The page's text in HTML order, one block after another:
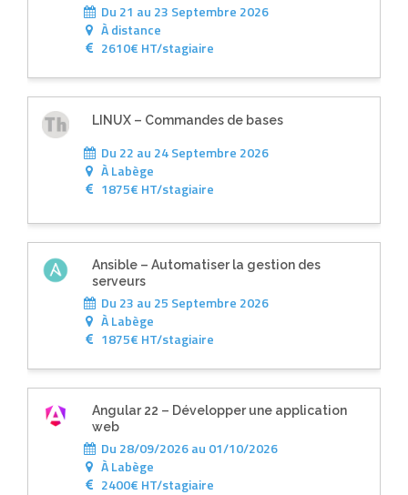
Du 21 au 23 Septembre 2026
Àdistance
2610€ HT/stagiaire
LINUX – Commandes de bases
Du 22 au 24 Septembre 2026
ÀLabège
1875€ HT/stagiaire
Ansible – Automatiser la gestion des
serveurs
Du 23 au 25 Septembre 2026
ÀLabège
1875€ HT/stagiaire
Angular 22 – Développer une application
web
Du 28/09/2026 au 01/10/2026
ÀLabège
2400€ HT/stagiaire